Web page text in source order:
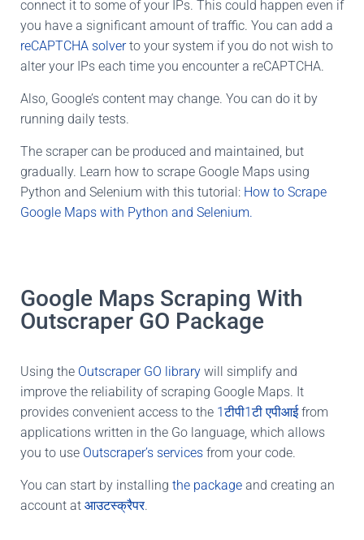
connect it to some of your IPs. This could happen even if
you have a significant amount of traffic. You can add a
reCAPTCHA solverto your system if you do not wish to
alter your IPs each time you encounter a reCAPTCHA.
Also, Google’s content may change. You can do it by
running daily tests.
The scraper can be produced and maintained, but
gradually. Learn how to scrape Google Maps using
Python and Selenium with this tutorial: How to Scrape
Google Maps with Python and Selenium.
Google Maps Scraping With
Outscraper GO Package​
Using the Outscraper GO library will simplify and
improve the reliability of scraping Google Maps. It
provides convenient access to the 1टीपी1टी एपीआईfrom
applications written in the Go language, which allows
you to use Outscraper’s services from your code.
You can start by installing the package and creating an
account at आउटस्क्रैपर.